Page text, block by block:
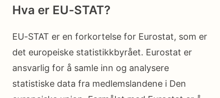
Hva er EU-STAT?
EU-STAT er en forkortelse for Eurostat, som er
det europeiske statistikkbyrået. Eurostat er
ansvarlig for å samle inn og analysere
statistiske data fra medlemslandene i Den